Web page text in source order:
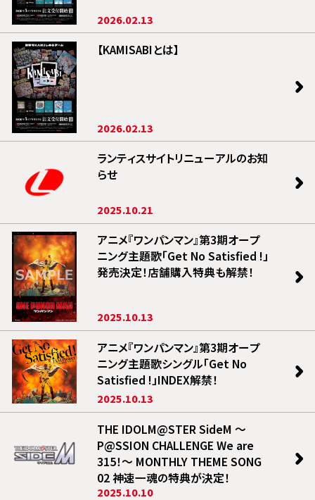
2026.02.13
【KAMISABIとは】
2026.02.13
ランティスサイトリニューアルのお知
らせ
2025.10.21
アニメ『ワンパンマン』第3期オープ
ニング主題歌「Get No Satisfied !」
発売決定！店舗購入特典も解禁！
2025.10.13
アニメ『ワンパンマン』第3期オープ
ニング主題歌シングル「Get No
Satisfied !」INDEX解禁！
2025.10.13
THE IDOLM@STER SideM ～
P@SSION CHALLENGE We are
315！～ MONTHLY THEME SONG
02 神速一魂の特典が決定！
2025.10.10